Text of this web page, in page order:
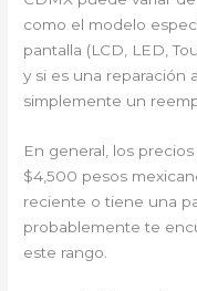
como el modelo
pantalla (LCD, LED,
y si es una reparación
simplemente un
En general, los
$4,500 pesos
reciente o tiene una
probablemente te
este rango.